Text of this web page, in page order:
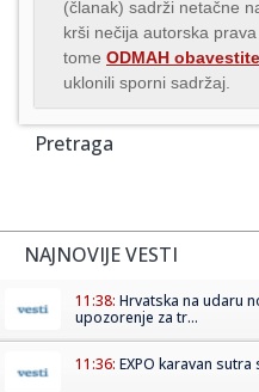
(članak) sadrži netačne
krši nečija autorska
tome ODMAH obavestite
uklonili sporni sadržaj.
Pretraga
NAJNOVIJE VESTI
11:38: Hrvatska na udaru
upozorenje za tr...
11:36: EXPO karavan